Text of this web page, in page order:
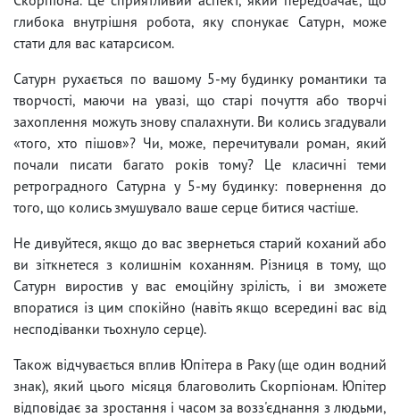
глибока внутрішня робота, яку спонукає Сатурн, може
стати для вас катарсисом.
Сатурн рухається по вашому 5-му будинку романтики та
творчості, маючи на увазі, що старі почуття або творчі
захоплення можуть знову спалахнути. Ви колись згадували
«того, хто пішов»? Чи, може, перечитували роман, який
почали писати багато років тому? Це класичні теми
ретроградного Сатурна у 5-му будинку: повернення до
того, що колись змушувало ваше серце битися частіше.
Не дивуйтеся, якщо до вас звернеться старий коханий або
ви зіткнетеся з колишнім коханням. Різниця в тому, що
Сатурн виростив у вас емоційну зрілість, і ви зможете
впоратися із цим спокійно (навіть якщо всередині вас від
несподіванки тьохнуло серце).
Також відчувається вплив Юпітера в Раку (ще один водний
знак), який цього місяця благоволить Скорпіонам. Юпітер
відповідає за зростання і часом за возз'єднання з людьми,